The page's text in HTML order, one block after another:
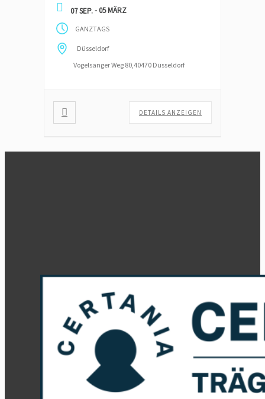
angeboten. Die Zeit für die
Vorbereitung sind mindestens 4
Monate inkl. der schriftlichen und
mündlichen Prüfung bei einer IHK.
Staatliche Förderung durch einen
07 SEP.- 05 MÄRZ
GANZTAGS
Düsseldorf
Vogelsanger Weg 80,40470 Düsseldorf
DETAILS ANZEIGEN